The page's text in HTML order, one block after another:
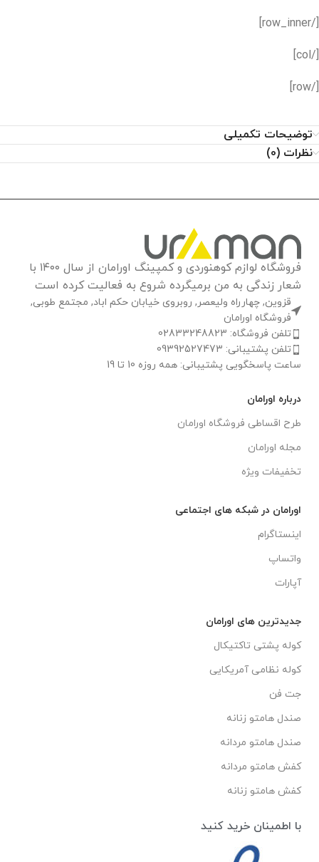
[/row_inner]
[/col]
[/row]
توضیحات تکمیلی
نظرات (0)
فروشگاه لوازم کوهنوردی و کمپینگ اورامان از سال ۱۴۰۰ با
شعار زندگی به من برمیگرده شروع به فعالیت کرده است
قزوین, چهارراه ولیعصر, روبروی خیابان حکم اباد, مجتمع طوبی,
فروشگاه اورامان
تلفن فروشگاه: 02833248823
تلفن پشتیبانی: 09392527473
ساعت پاسخگویی پشتیبانی: همه روزه 10 تا 19
درباره اورامان
طرح اقساطی فروشگاه اورامان
مجله اورامان
تخفیفات ویژه
اورامان در شبکه های اجتماعی
اینستاگرام
واتساپ
آپارات
جدیدترین های اورامان
کوله پشتی تاکتیکال
کوله نظامی آمریکایی
جت فن
صندل هامتو زنانه
صندل هامتو مردانه
کفش هامتو مردانه
کفش هامتو زنانه
با اطمینان خرید کنید